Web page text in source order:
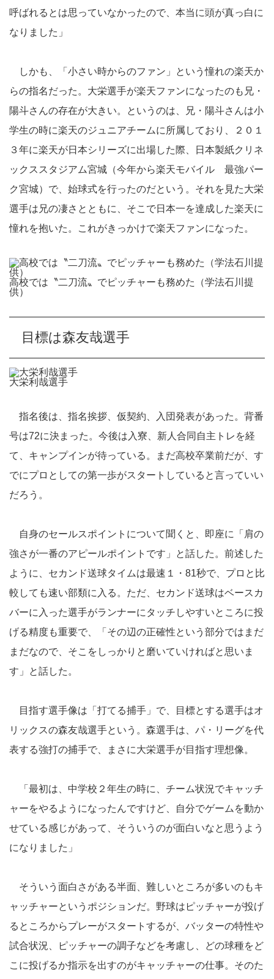
呼ばれるとは思っていなかったので、本当に頭が真っ白に
なりました」
しかも、「小さい時からのファン」という憧れの楽天か
らの指名だった。大栄選手が楽天ファンになったのも兄・
陽斗さんの存在が大きい。というのは、兄・陽斗さんは小
学生の時に楽天のジュニアチームに所属しており、２０１
３年に楽天が日本シリーズに出場した際、日本製紙クリネ
ックススタジアム宮城（今年から楽天モバイル 最強パー
ク宮城）で、始球式を行ったのだという。それを見た大栄
選手は兄の凄さとともに、そこで日本一を達成した楽天に
憧れを抱いた。これがきっかけで楽天ファンになった。
高校では〝二刀流〟でピッチャーも務めた（学法石川提
供）
目標は森友哉選手
大栄利哉選手
指名後は、指名挨拶、仮契約、入団発表があった。背番
号は72に決まった。今後は入寮、新人合同自主トレを経
て、キャンプインが待っている。まだ高校卒業前だが、す
でにプロとしての第一歩がスタートしていると言っていい
だろう。
自身のセールスポイントについて聞くと、即座に「肩の
強さが一番のアピールポイントです」と話した。前述した
ように、セカンド送球タイムは最速１・81秒で、プロと比
較しても速い部類に入る。ただ、セカンド送球はベースカ
バーに入った選手がランナーにタッチしやすいところに投
げる精度も重要で、「その辺の正確性という部分ではまだ
まだなので、そこをしっかりと磨いていければと思いま
す」と話した。
目指す選手像は「打てる捕手」で、目標とする選手はオ
リックスの森友哉選手という。森選手は、パ・リーグを代
表する強打の捕手で、まさに大栄選手が目指す理想像。
「最初は、中学校２年生の時に、チーム状況でキャッチ
ャーをやるようになったんですけど、自分でゲームを動か
せている感じがあって、そういうのが面白いなと思うよう
になりました」
そういう面白さがある半面、難しいところが多いのもキ
ャッチャーというポジションだ。野球はピッチャーが投げ
るところからプレーがスタートするが、バッターの特性や
試合状況、ピッチャーの調子などを考慮し、どの球種をど
こに投げるか指示を出すのがキャッチャーの仕事。そのた